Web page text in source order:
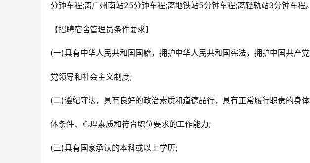
分钟车程;离广州南站25分钟车程;离地铁站5分钟车程;离轻轨站3分钟车程。
【招聘宿舍管理员条件要求】
(一)具有中华人民共和国国籍，拥护中华人民共和国宪法，拥护中国共产党
党领导和社会主义制度;
(二)遵纪守法，具有良好的政治素质和道德品行，具有正常履行职责的身体
体条件、心理素质和符合职位要求的工作能力;
(三)具有国家承认的本科或以上学历;